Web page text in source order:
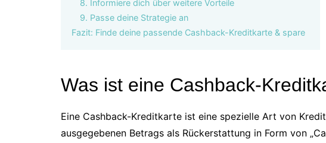
8. Informiere dich über weitere Vorteile
9. Passe deine Strategie an
Fazit: Finde deine passende Cashback-Kreditkarte & spare
Was ist eine Cashback-
Eine Cashback-Kreditkarte ist eine spezielle Art von
ausgegebenen Betrags als Rückerstattung in Form von